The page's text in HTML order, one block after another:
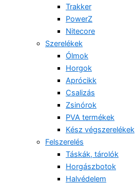
Trakker
PowerZ
Nitecore
Szerelékek
Ólmok
Horgok
Aprócikk
Csalizás
Zsinórok
PVA termékek
Kész végszerelékek
Felszerelés
Táskák, tárolók
Horgászbotok
Halvédelem